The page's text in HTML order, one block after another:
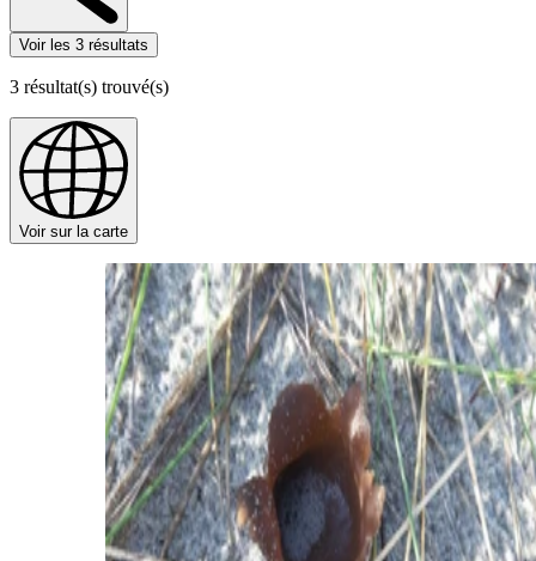
Voir les 3 résultats
3 résultat(s) trouvé(s)
Voir sur la carte